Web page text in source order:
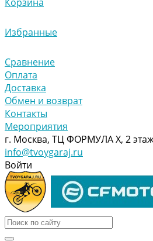
Избранные
Сравнение
Оплата
Доставка
Обмен и возврат
Контакты
Мероприятия
г. Москва, ТЦ ФОРМУЛА Х, 2
info@tvoygaraj.ru
Войти